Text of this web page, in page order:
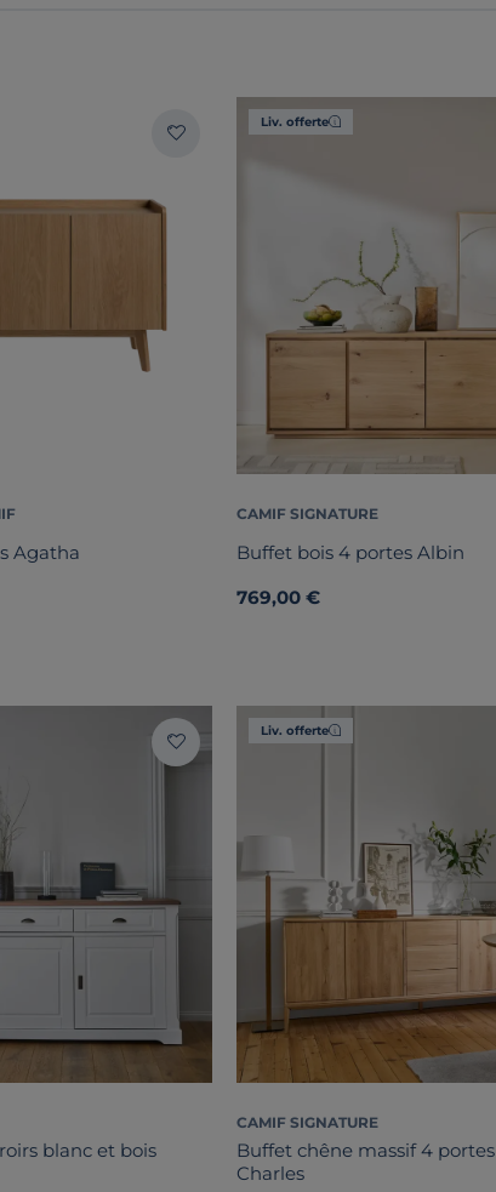
Agatha
Liv. offerte
CAMIF SIGNATURE
Buffet bois 4 portes Albin
769,00 €
blanc et bois
Liv. offerte
CAMIF SIGNATURE
Buffet chêne massif 4
Charles